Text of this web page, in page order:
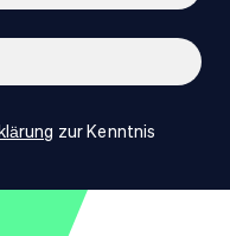
zur Kenntnis